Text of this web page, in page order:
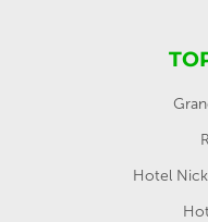
Hotel